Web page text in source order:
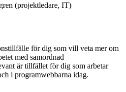
(projektledare, IT)
för dig som vill veta mer om
med samordnad
är tillfället för dig som arbetar
i programwebbarna idag.